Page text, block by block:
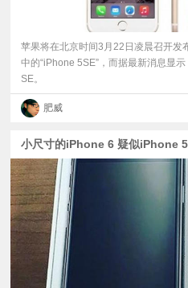
验
题
苹果将在北京时间3月22日凌晨召开发
中的“iPhone 5SE”，而据最新消息显
SE。
肥威
小尺寸的iPhone 6 疑似iPhone